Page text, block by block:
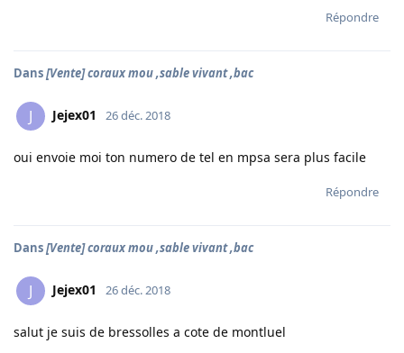
Répondre
Dans[Vente] coraux mou ,sable vivant ,bac
J Jejex01 26 déc. 2018
oui envoie moi ton numero de tel en mpsa sera plus facile
Répondre
Dans[Vente] coraux mou ,sable vivant ,bac
J Jejex01 26 déc. 2018
salut je suis de bressolles a cote de montluel